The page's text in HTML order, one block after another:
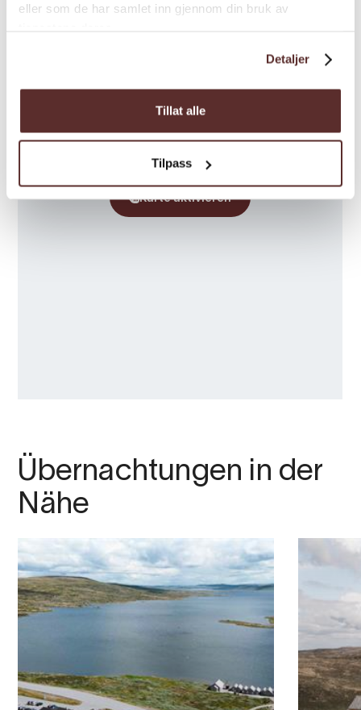
eller som de har samlet inn gjennom din bruk av
Detaljer
Tillat alle
Tilpass
Übernachtungen in der
Nähe